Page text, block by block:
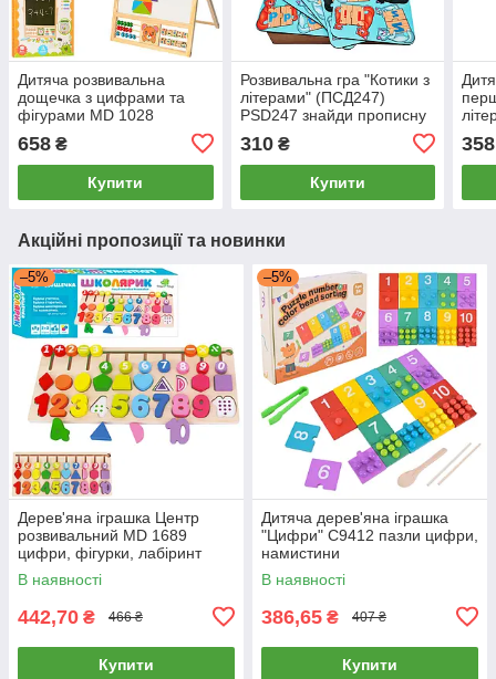
Дитяча розвивальна
дощечка з цифрами та
фігурами MD 1028
658 ₴
Купити
Розвивальна гра "Котики з
літерами" (ПСД247)
PSD247 знайди прописну
310₴
Купити
358
Акційні пропозиції та новинки
–5%
Дерев'яна іграшка Центр
розвивальний MD 1689
цифри, фігурки, лабіринт
В наявності
442,70 ₴ 466 ₴
Купити
–5%
Дитяча дерев'яна іграшка
"Цифри" C9412 пазли цифри,
намистини
В наявності
386,65 ₴ 407 ₴
Купити